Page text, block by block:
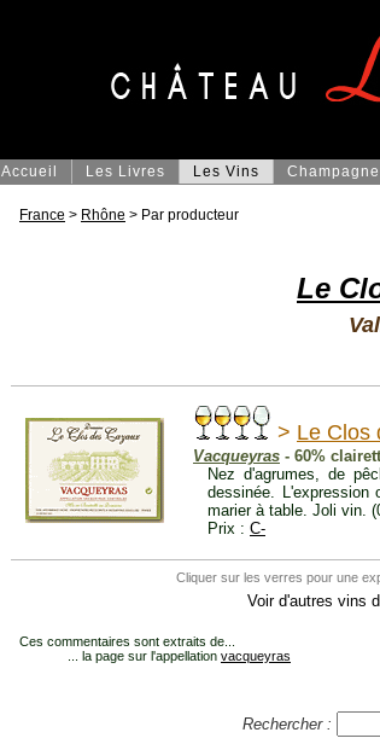
Accueil Les Livres Les Vins Champagne
France > Rhône > Par producteur
Le
> Le Clos
Vacqueyras - 60%
Nez d'agrumes, de
dessinée. L'expression
marier à table. Joli vin.
Prix : C-
Cliquer sur les verres pour une
Voir d'autres vins
Ces commentaires sont extraits de...
... la page sur l'appellation vacqueyras
Rechercher :